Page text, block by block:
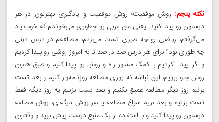
نکته پنجم: روش موفقیت؛ روش موفقیت و یادگیری بهترتون در هر
درستون رو پیدا کنید. یعنی من عربی رو چطوری می‌خوندم که خوب یاد
می‌گرفتم، ریاضی رو چه طوری تست می‌زدم، مطالعه‌م در درس دینی
چه طوری بود؟ برای هر درس صد در صد تا به امروز روشی رو پیدا کردیم
و اگر پیدا نکردیم با کمک مشاور راه و روش رو پیدا کنیم و طبق همون
روش جلو برویم، این نباشه که روزی مطالعه روزنامه‌وار کنیم و بعد تست
بزنیم روز دیگر مطالعه عمیق بکنیم و بعد تست بزنیم یه روز دیگه فقط
تست بزنیم و بعد بریم سراغ مطالعه یا هر روش دیگه‌ای، روش مطالعه
درستون رو پیدا کنید و با استفاده از یک منبع درست پیش برید و وقتتون